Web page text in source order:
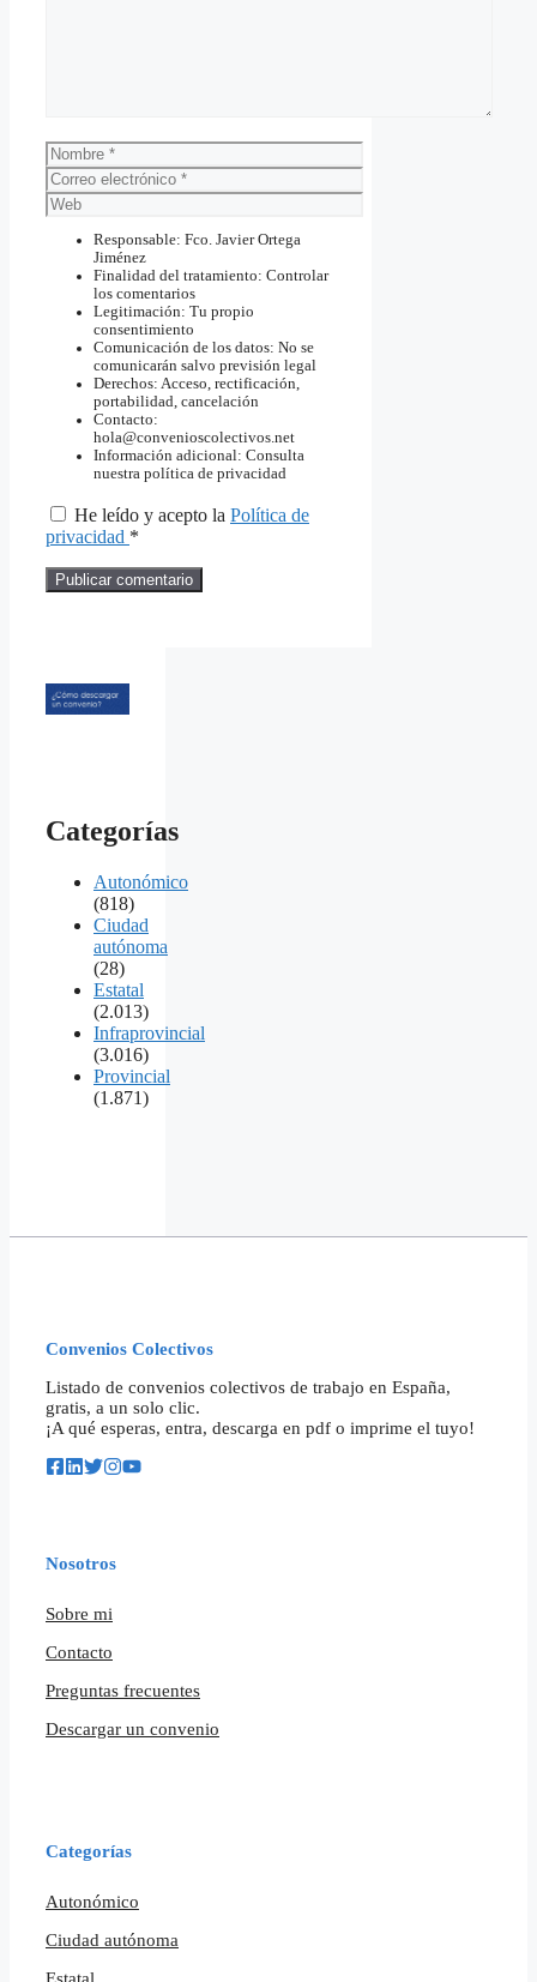
Nombre
Correo
electrónico
Web
Responsable: Fco. Javier Ortega
Jiménez
Finalidad del tratamiento: Controlar
los comentarios
Legitimación: Tu propio
consentimiento
Comunicación de los datos: No se
comunicarán salvo previsión legal
Derechos: Acceso, rectificación,
portabilidad, cancelación
Contacto:
hola@convenioscolectivos.net
Información adicional: Consulta
nuestra política de privacidad
He leído y acepto la Política de
privacidad *
Categorías
Autonómico
(818)
Ciudad
autónoma
(28)
Estatal
(2.013)
Infraprovincial
(3.016)
Provincial
(1.871)
Convenios Colectivos
Listado de convenios colectivos de trabajo en España,
gratis, a un solo clic.
¡A qué esperas, entra, descarga en pdf o imprime el tuyo!
Nosotros
Sobre mi
Contacto
Preguntas frecuentes
Descargar un convenio
Categorías
Autonómico
Ciudad autónoma